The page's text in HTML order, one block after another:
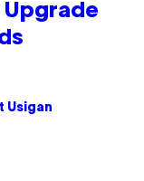
Upgrade
Usigan